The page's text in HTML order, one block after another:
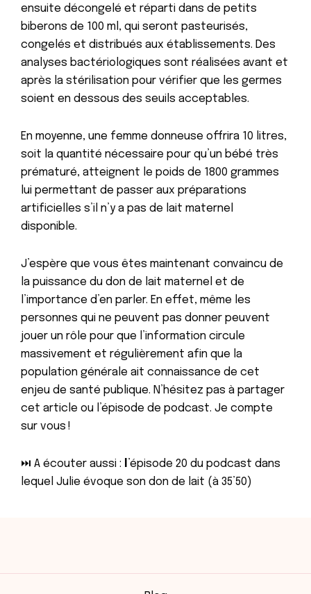
ensuite décongelé et réparti dans de petits
biberons de 100 ml, qui seront pasteurisés,
congelés et distribués aux établissements. Des
analyses bactériologiques sont réalisées avant et
après la stérilisation pour vérifier que les germes
soient en dessous des seuils acceptables.
En moyenne, une femme donneuse offrira 10 litres,
soit la quantité nécessaire pour qu’un bébé très
prématuré, atteignent le poids de 1800 grammes
lui permettant de passer aux préparations
artificielles s’il n’y a pas de lait maternel
disponible.
J’espère que vous êtes maintenant convaincu de
la puissance du don de lait maternel et de
l’importance d’en parler. En effet, même les
personnes qui ne peuvent pas donner peuvent
jouer un rôle pour que l’information circule
massivement et régulièrement afin que la
population générale ait connaissance de cet
enjeu de santé publique. N’hésitez pas à partager
cet article ou l’épisode de podcast. Je compte
sur vous !
⏭ A écouter aussi : ’épisode 20 du podcast dans
lequel Julie évoque son don de lait (à 35’50)